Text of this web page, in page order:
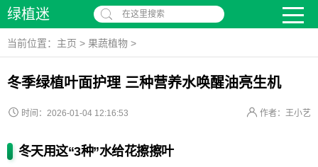
绿植迷 在这里搜索
当前位置： 主页 > 果蔬植物 >
冬季绿植叶面护理 三种营养水唤醒油亮生机
时间：2026-01-04 12:16:53 作者：王小艺
冬天用这“3种”水给花擦擦叶